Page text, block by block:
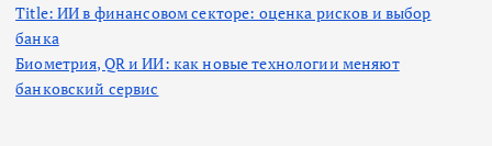
Title: ИИ в финансовом секторе: оценка рисков и выбор
банка
Биометрия, QR и ИИ: как новые технологии меняют
банковский сервис